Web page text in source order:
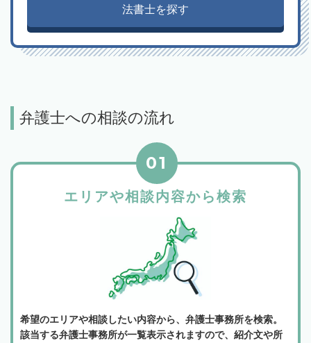
法書士を探す
弁護士への相談の流れ
エリアや相談内容から検索
01
希望のエリアや相談したい内容から、弁護士事務所を検索。
該当する弁護士事務所が一覧表示されますので、紹介文や所